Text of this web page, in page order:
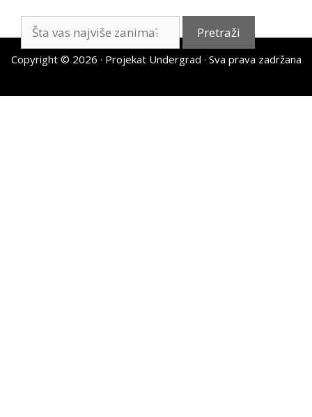
Pretraži:
Copyright © 2026 · Projekat Undergrad · Sva prava zadržana